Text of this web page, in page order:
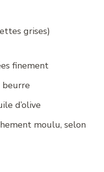
grises)
finement
beurre
d’olive
moulu, selon